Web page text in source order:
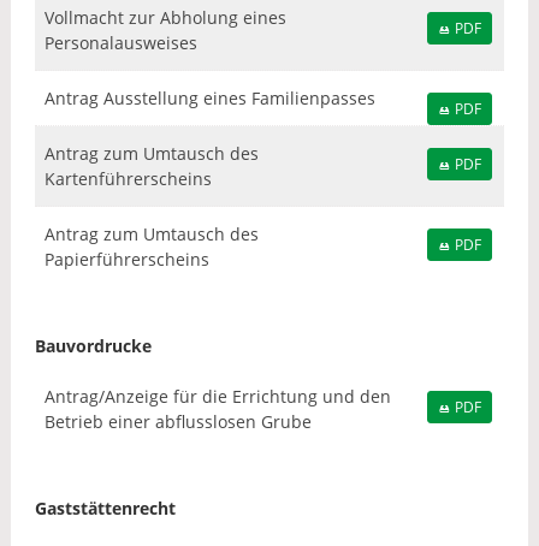
Vollmacht zur Abholung eines
Personalausweises
PDF
Antrag Ausstellung eines Familienpasses PDF
Antrag zum Umtausch des
Kartenführerscheins
PDF
Antrag zum Umtausch des
Papierführerscheins
PDF
Bauvordrucke
Antrag/Anzeige für die Errichtung und den
Betrieb einer abflusslosen Grube
PDF
Gaststättenrecht